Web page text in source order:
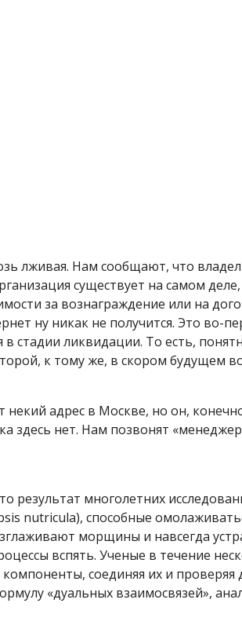
лживая. Нам сообщают, что
существует на самом
за вознаграждение или на
ну никак не получится. Это во-
ликвидации. То есть,
к тому же, в скором будущем
адрес в Москве, но он,
здесь нет. Нам позвонят
результат многолетних
nutricula), способные
морщины и навсегда
вспять. Ученые в течение
компоненты, соединяя их и проверяя
«дуальных взаимосвязей»,